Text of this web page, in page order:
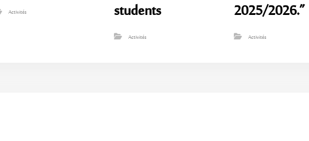
Activités
students
Activités
2025/2026.”
Activités